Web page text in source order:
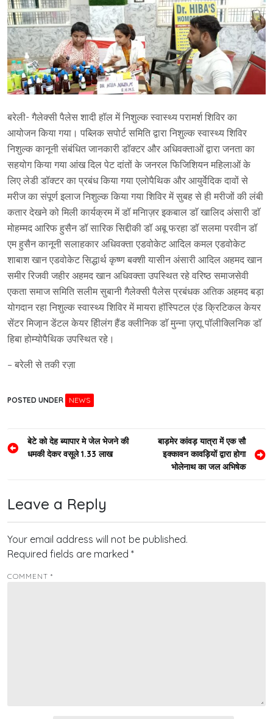
बरेली- गैलेक्सी पैलेस शादी हॉल में निशुल्क स्वास्थ्य परामर्श शिविर का
आयोजन किया गया। पब्लिक सपोर्ट समिति द्वारा निशुल्क स्वास्थ्य शिविर
निशुल्क कानूनी संबंधित जानकारी डॉक्टर और अधिवक्ताओं द्वारा जनता का
सहयोग किया गया आंख दिल पेट दांतों के जनरल फिजिशियन महिलाओं के
लिए लेडी डॉक्टर का प्रबंध किया गया एलोपैथिक और आयुर्वेदिक दावों से
मरीज का संपूर्ण इलाज निशुल्क किया गया शिविर में सुबह से ही मरीजों की लंबी
कतार देखने को मिली कार्यक्रम में डॉ मनािज़र इकबाल डाॅ खालिद अंसारी डाॅ
मोहम्मद आरिफ हुसैन डॉ सारिक सिद्दीकी डॉ अबू फरहा डॉ सलमा परवीन डॉ
एम हुसैन कानूनी सलाहकार अधिवक्ता एडवोकेट आदिल कमल एडवोकेट
शाबाश खान एडवोकेट सिद्धार्थ कृष्ण बक्शी यासीन अंसारी आदिल अहमद खान
समीर रिजवी जहीर अहमद खान अधिवक्ता उपस्थित रहे वरिष्ठ समाजसेवी
एकता समाज समिति सलीम सुबानी गैलेक्सी पैलेस प्रबंधक अतिक अहमद बड़ा
योगदान रहा निशुल्क स्वास्थ्य शिविर में मायरा हॉस्पिटल एंड क्रिटिकल केयर
सेंटर मिजा़न डेंटल केयर हीिलंग हैंड क्लीनिक डाॅ मुन्ना ज़राू पॉलीक्लिनिक डाॅ
हिबा होम्योपैथिक उपस्थित रहे।
– बरेली से तकी रज़ा
POSTED UNDER NEWS
Post
navigation
बेटे को देह ब्यापार मे जेल भेजने की
धमकी देकर वसूले 1.33 लाख
बाड़मेर कांवड़ यात्रा में एक सौ
इक्कावन कावड़ियों द्वारा होगा
भोलेनाथ का जल अभिषेक
Leave a Reply
Your email address will not be published.
Required fields are marked *
COMMENT *